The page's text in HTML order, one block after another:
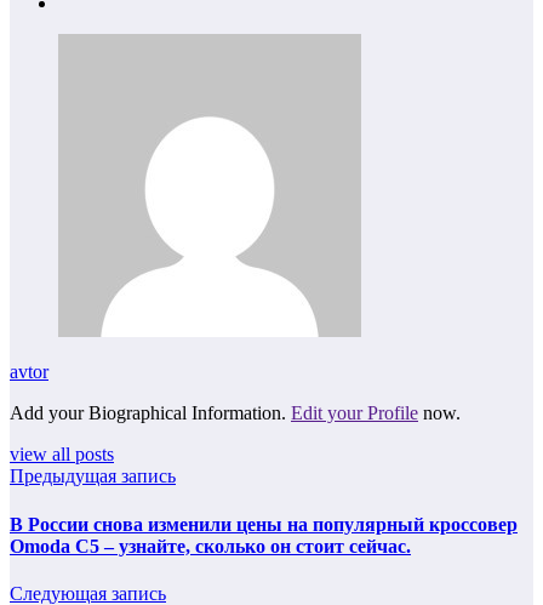
avtor
Add your Biographical Information. Edit your Profile now.
view all posts
Предыдущая запись
В России снова изменили цены на популярный кроссовер
Omoda C5 – узнайте, сколько он стоит сейчас.
Следующая запись